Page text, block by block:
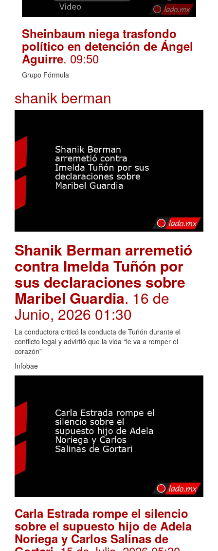
Sheinbaum niega trasfondo
político en detención de Ángel
Aguirre. 09:50
Grupo Fórmula
shanik berman
Shanik Berman arremetió
contra Imelda Tuñón por
sus declaraciones sobre
Maribel Guardia. 16 de
Junio, 2026 01:30
La conductora criticó la conducta de Tuñón durante el
conflicto legal y advirtió que la vida “le va a romper el
corazón”
Infobae
Carla Estrada rompe el silencio
sobre el supuesto hijo de Adela
Noriega y Carlos Salinas de